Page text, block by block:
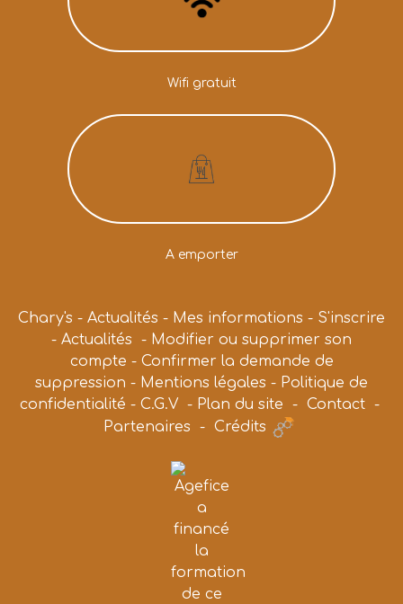
Wifi gratuit
A emporter
Chary's - Actualités - Mes informations - S'inscrire
- Actualités - Modifier ou supprimer son
compte - Confirmer la demande de
suppression - Mentions légales - Politique de
confidentialité - C.G.V- Plan du site - Contact-
Partenaires - Crédits